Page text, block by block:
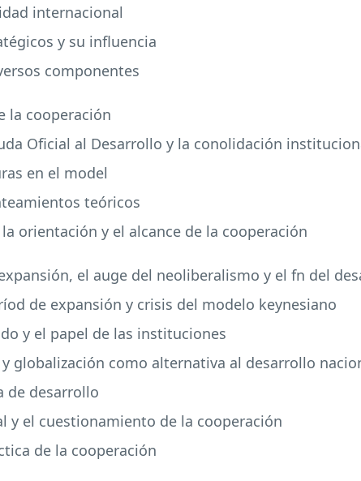
internacional
y su influencia
componentes
la cooperación
Oficial al Desarrollo y la conolidación
en el model
teóricos
orientación y el alcance de la cooperación
el auge del neoliberalismo y el fn del
de expansión y crisis del modelo keynesiano
y el papel de las instituciones
globalización como alternativa al desarrollo
de desarrollo
y el cuestionamiento de la cooperación
de la cooperación